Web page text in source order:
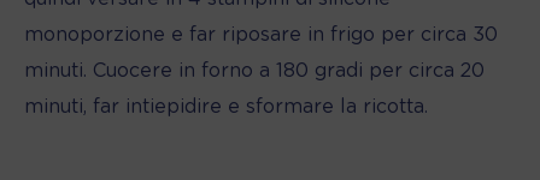
monoporzione e far riposare in frigo per circa 30
minuti. Cuocere in forno a 180 gradi per circa 20
minuti, far intiepidire e sformare la ricotta.